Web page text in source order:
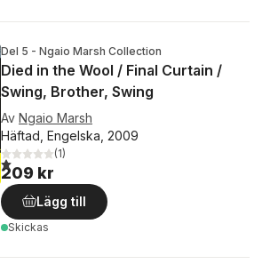
Del 5 - Ngaio Marsh Collection
Died in the Wool / Final Curtain /
Swing, Brother, Swing
Av Ngaio Marsh
Häftad, Engelska, 2009
1,0utav 5 stjärnor. Totalt antal röster:
(1)
209 kr
Lägg till
Skickas